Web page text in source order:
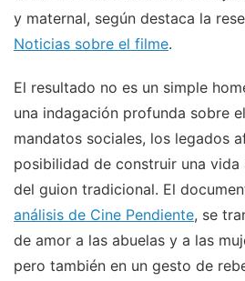
y maternal, según destaca la
Noticias sobre el filme.
El resultado no es un simple
una indagación profunda sobre
mandatos sociales, los legados
posibilidad de construir una vida
del guion tradicional. El
análisis de Cine Pendiente, se
de amor a las abuelas y a las
pero también en un gesto de